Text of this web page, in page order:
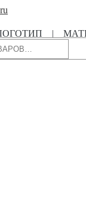
|
Поиск